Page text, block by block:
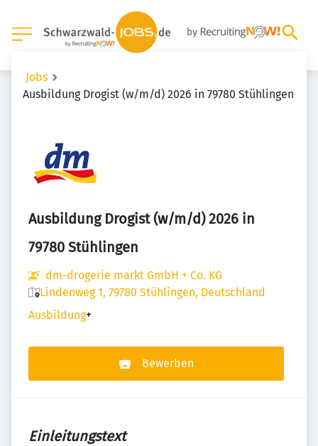
Jobs
Ausbildung Drogist (w/m/d) 2026 in 79780 Stühlingen
Ausbildung Drogist (w/m/d) 2026 in
79780 Stühlingen
dm-drogerie markt GmbH + Co. KG
Lindenweg 1, 79780 Stühlingen, Deutschland
Ausbildung+
Bewerben
Einleitungstext